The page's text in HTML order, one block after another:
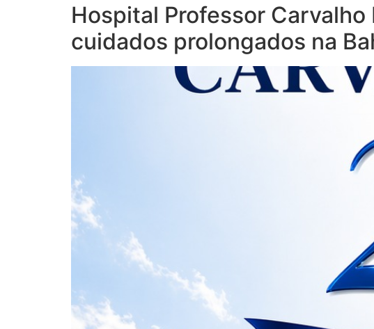
Hospital Professor
cuidados prolongados na